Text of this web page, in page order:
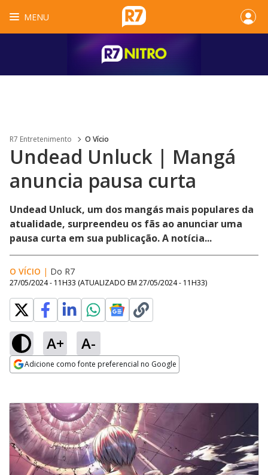
MENU
R7 Entretenimento O Vício
Undead Unluck | Mangá
anuncia pausa curta
Undead Unluck, um dos mangás mais populares da
atualidade, surpreendeu os fãs ao anunciar uma
pausa curta em sua publicação. A notícia...
O VÍCIO | Do R7
27/05/2024 - 11H33 (ATUALIZADO EM 27/05/2024 - 11H33)
A+ A-
Adicione como fonte preferencial no Google